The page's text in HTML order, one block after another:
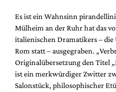
Partner
Mediadaten
Suche
Es ist ein Wahnsinn
Mülheim an der Ruhr hat das
italienischen Dramatikers –
Rom statt – ausgegraben.
Originalübersetzung den Titel
ist ein merkwürdiger Zwitter
Salonstück, philosophischer